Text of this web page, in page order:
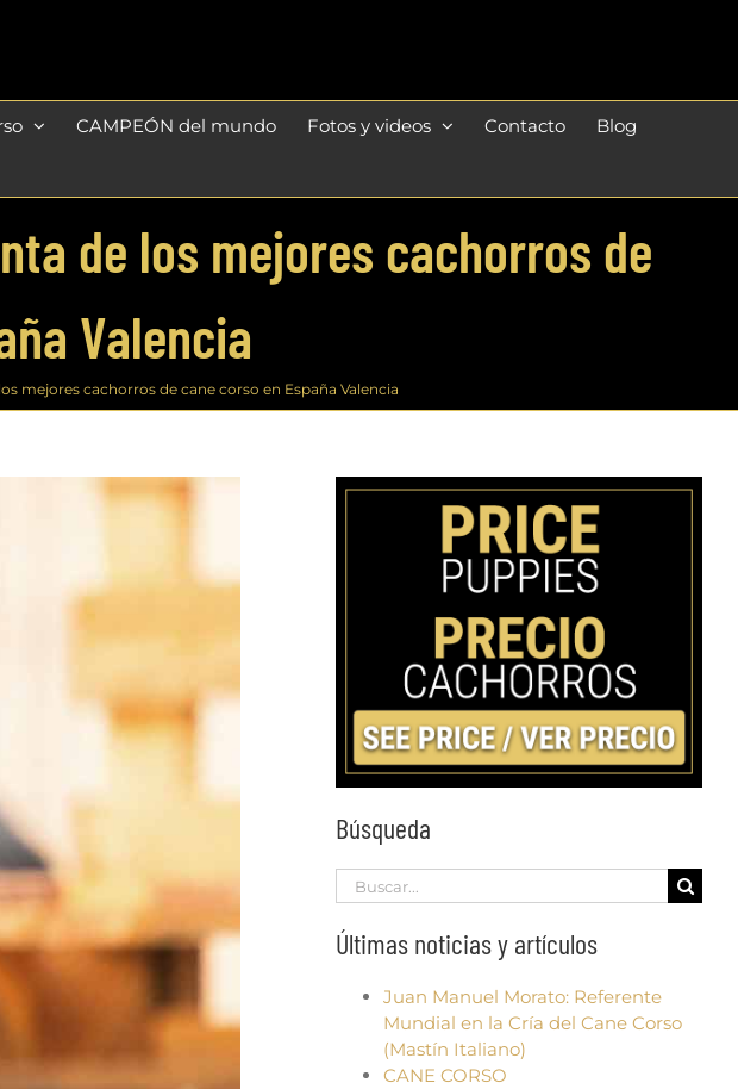
CAMPEÓN del mundo Fotos y videos Contacto Blog
de los mejores cachorros de
Valencia
mejores cachorros de cane corso en España Valencia
Búsqueda
Search
for:
Últimas noticias y artículos
Juan Manuel Morato: Referente
Mundial en la Cría del Cane Corso
(Mastín Italiano)
CANE CORSO